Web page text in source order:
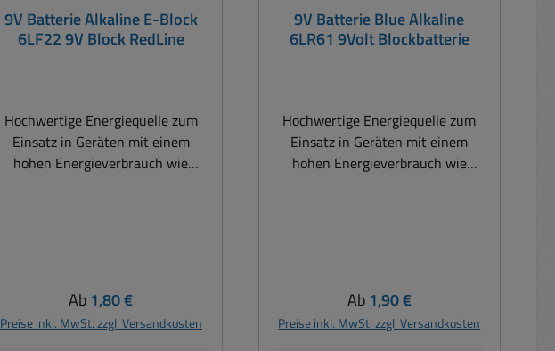
9V Batterie Alkaline E-Block
6LF22 9V Block RedLine
Hochwertige Energiequelle zum
Einsatz in Geräten mit einem
hohen Energieverbrauch wie
Lebensdauer Lagerfähig bis zu 5
9V Block ( E-Block ) Spannung
Regulärer Preis:
Ab 1,80 €
Preise inkl. MwSt. zzgl. Versandkosten
9V Batterie Blue Alkaline
6LR61 9Volt Blockbatterie
Hochwertige Energiequelle zum
Einsatz in Geräten mit einem
hohen Energieverbrauch wie
Lebensdauer Lagerfähig bis zu 7
9V Block Spannung 9Volt
Regulärer Preis:
Ab 1,90 €
Preise inkl. MwSt. zzgl. Versandkosten